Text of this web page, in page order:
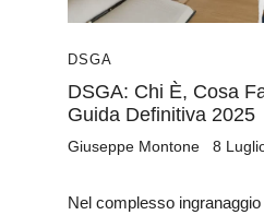
DSGA
DSGA: Chi È, Cosa
Guida Definitiva 2025
Giuseppe Montone 8
Nel complesso